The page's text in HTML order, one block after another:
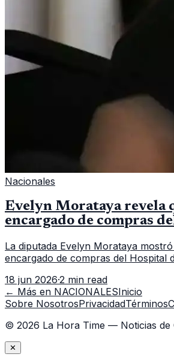
Nacionales
Evelyn Morataya revela
encargado de compras
La diputada Evelyn Morataya
encargado de compras del Hospital
capacitación en la capital.
18 jun 2026·2 min read
← Más en NACIONALESInicio
Sobre NosotrosPrivacidadTérminos
© 2026 La Hora Time — Noticias de